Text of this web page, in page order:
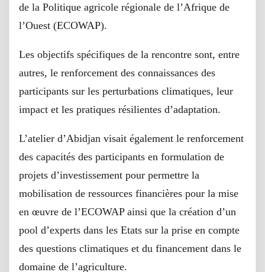
de la Politique agricole régionale de l’Afrique de
l’Ouest (ECOWAP).
Les objectifs spécifiques de la rencontre sont, entre
autres, le renforcement des connaissances des
participants sur les perturbations climatiques, leur
impact et les pratiques résilientes d’adaptation.
L’atelier d’Abidjan visait également le renforcement
des capacités des participants en formulation de
projets d’investissement pour permettre la
mobilisation de ressources financières pour la mise
en œuvre de l’ECOWAP ainsi que la création d’un
pool d’experts dans les Etats sur la prise en compte
des questions climatiques et du financement dans le
domaine de l’agriculture.